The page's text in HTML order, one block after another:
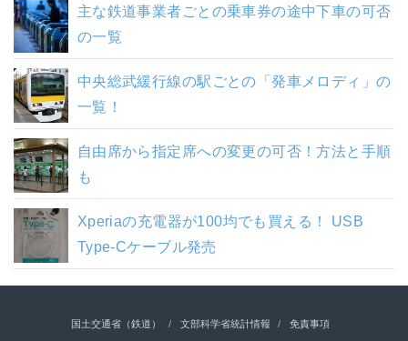
主な鉄道事業者ごとの乗車券の途中下車の可否
の一覧
中央総武緩行線の駅ごとの「発車メロディ」の
一覧！
自由席から指定席への変更の可否！方法と手順
も
Xperiaの充電器が100均でも買える！ USB
Type-Cケーブル発売
国土交通省（鉄道） 文部科学省統計情報 免責事項